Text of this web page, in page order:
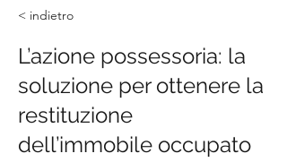
< indietro
L’azione possessoria: la
soluzione per ottenere la
restituzione
dell’immobile occupato